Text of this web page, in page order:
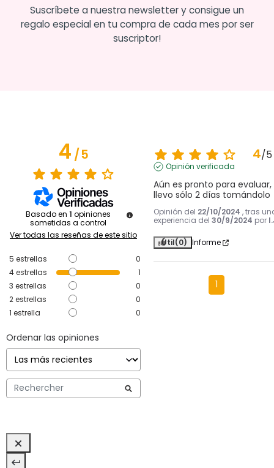
Suscríbete a nuestra newsletter y consigue un
regalo especial en tu compra de cada mes por ser
suscriptor!
4/5
Basado en 1 opiniones
sometidas a control
Ver todas las reseñas de este sitio
5 estrellas
0
4estrellas
1
3 estrellas
0
2estrellas
0
1 estrella 0
Ordenar las opiniones
4/5
Opinión verificada
Aún es pronto para evaluar,
llevo sólo 2 días tomándolo
Opinión del 22/10/2024 , tras
experiencia del 30/9/2024 por
Útil(0) Informe
1